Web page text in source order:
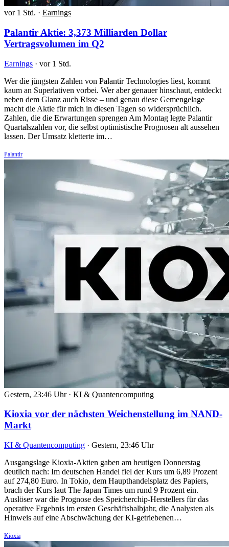
vor 1 Std. · Earnings
Palantir Aktie: 3,373 Milliarden Dollar
Vertragsvolumen im Q2
Earnings · vor 1 Std.
Wer die jüngsten Zahlen von Palantir Technologies liest, kommt
kaum an Superlativen vorbei. Wer aber genauer hinschaut, entdeckt
neben dem Glanz auch Risse – und genau diese Gemengelage
macht die Aktie für mich in diesen Tagen so widersprüchlich.
Zahlen, die die Erwartungen sprengen Am Montag legte Palantir
Quartalszahlen vor, die selbst optimistische Prognosen alt aussehen
lassen. Der Umsatz kletterte im…
Palantir
Gestern, 23:46 Uhr · KI & Quantencomputing
Kioxia vor der nächsten Weichenstellung im NAND-
Markt
KI & Quantencomputing · Gestern, 23:46 Uhr
Ausgangslage Kioxia-Aktien gaben am heutigen Donnerstag
deutlich nach: Im deutschen Handel fiel der Kurs um 6,89 Prozent
auf 274,80 Euro. In Tokio, dem Haupthandelsplatz des Papiers,
brach der Kurs laut The Japan Times um rund 9 Prozent ein.
Auslöser war die Prognose des Speicherchip-Herstellers für das
operative Ergebnis im ersten Geschäftshalbjahr, die Analysten als
Hinweis auf eine Abschwächung der KI-getriebenen…
Kioxia